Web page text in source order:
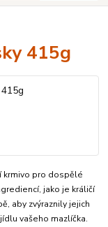
415g
krmivo pro dospělé
jako je králičí
aby zvýraznily jejich
vašeho mazlíčka.